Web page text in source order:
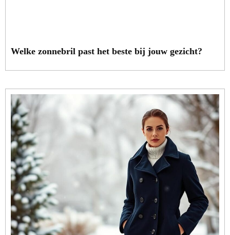
Welke zonnebril past het beste bij jouw gezicht?